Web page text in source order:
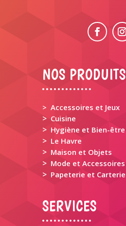
NOS PRODUITS
> Accessoires et Jeux
> Cuisine
> Hygiène et Bien-être
> Le Havre
> Maison et Objets
> Mode et Accessoires
> Papeterie et Carterie
SERVICES